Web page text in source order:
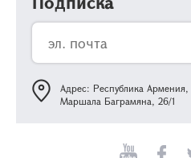
Адрес: Республика
Маршала Баграмяна, 26/1